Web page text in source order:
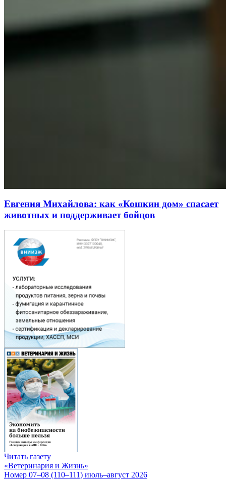
Евгения Михайлова: как «Кошкин дом» спасает
животных и поддерживает бойцов
Читать газету
«Ветеринария и Жизнь»
Номер 07–08 (110–111) июль–август 2026